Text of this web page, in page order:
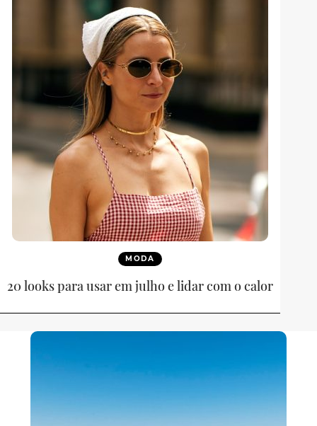
MODA
20 looks para usar em julho e lidar com o calor